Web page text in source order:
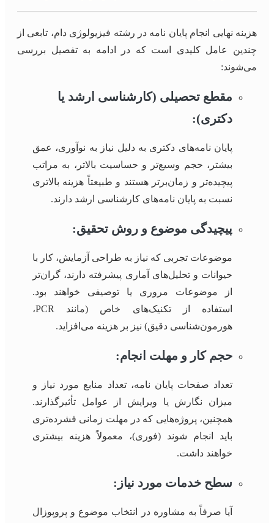
هزینه نهایی انجام پایان نامه در رشته فیزیولوژی دام، تابعی از
چندین عامل کلیدی است که در ادامه به تفصیل بررسی
می‌شوند:
مقطع تحصیلی (کارشناسی ارشد یا
دکتری):
پایان نامه‌های دکتری به دلیل نیاز به نوآوری، عمق
بیشتر، حجم وسیع‌تر و حساسیت بالاتر، به مراتب
پیچیده‌تر و زمان‌برتر هستند و طبیعتاً هزینه بالاتری
نسبت به پایان نامه‌های کارشناسی ارشد دارند.
پیچیدگی موضوع و روش تحقیق:
موضوعات تجربی که نیاز به طراحی آزمایش، کار با
حیوانات و تحلیل‌های آماری پیشرفته دارند، گران‌تر
از موضوعات مروری یا توصیفی خواهند بود.
استفاده از تکنیک‌های خاص (مانند PCR،
هورمون‌شناسی دقیق) نیز بر هزینه می‌افزاید.
حجم کار و مهلت انجام:
تعداد صفحات پایان نامه، تعداد منابع مورد نیاز و
میزان نگارش یا ویرایش از عوامل تأثیرگذارند.
همچنین، پروژه‌هایی که در مهلت زمانی فشرده‌تری
باید انجام شوند (فوری)، معمولاً هزینه بیشتری
خواهند داشت.
سطح خدمات مورد نیاز:
آیا صرفاً به مشاوره در انتخاب موضوع و پروپوزال